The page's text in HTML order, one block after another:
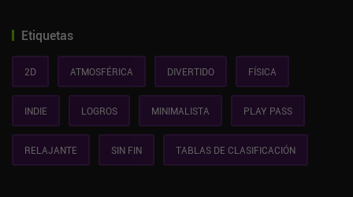
Etiquetas
2D ATMOSFÉRICA DIVERTIDO FÍSICA
INDIE LOGROS MINIMALISTA PLAY PASS
RELAJANTE SIN FIN TABLAS DE CLASIFICACIÓN